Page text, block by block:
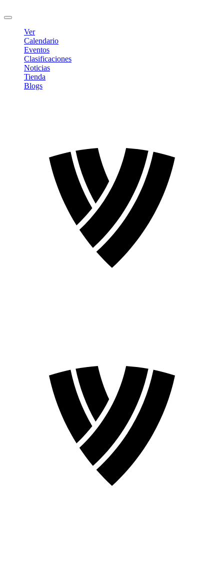
Ver
Calendario
Eventos
Clasificaciones
Noticias
Tienda
Blogs